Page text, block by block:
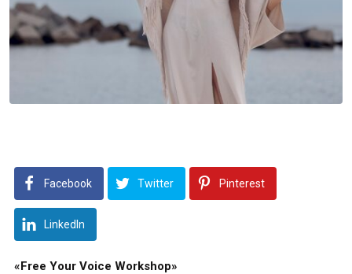
Facebook Twitter Pinterest
LinkedIn
«Free Your Voice Workshop»